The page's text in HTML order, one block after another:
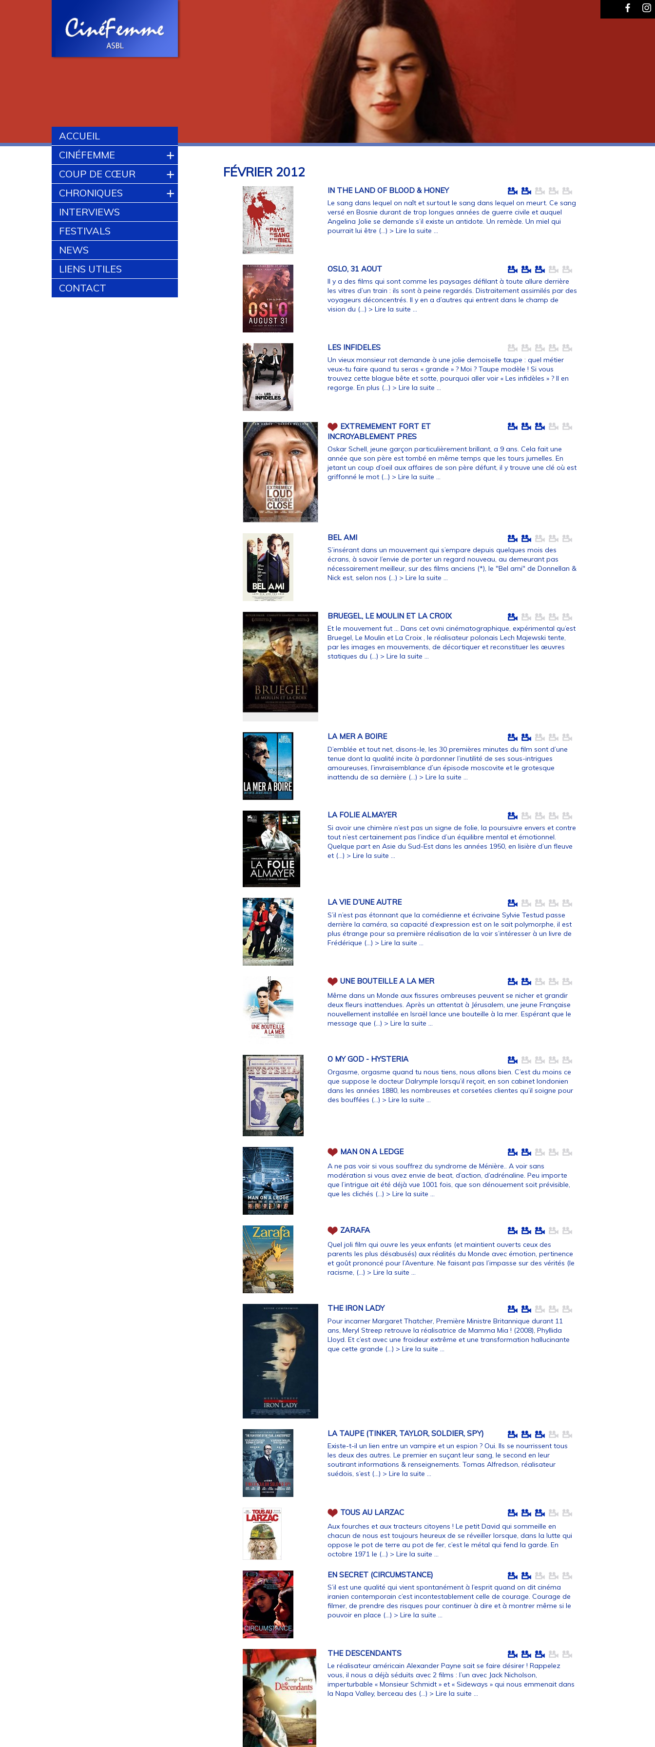
ACCUEIL
CINÉFEMME
+
COUP DE CŒUR +
CHRONIQUES +
INTERVIEWS
FESTIVALS
NEWS
LIENS UTILES
CONTACT
FÉVRIER2012
IN THE LAND OF BLOOD & HONEY
Le sang dans lequel on naît et surtout le sang dans lequel on meurt. Ce sang
versé en Bosnie durant de trop longues années de guerre civile et auquel
Angelina Jolie se demande s’il existe un antidote. Un remède. Un miel qui
pourrait lui être (…) > Lire la suite ...
OSLO, 31 AOUT
Il y a des films qui sont comme les paysages défilant à toute allure derrière
les vitres d’un train : ils sont à peine regardés. Distraitement assimilés par des
voyageurs déconcentrés. Il y en a d’autres qui entrent dans le champ de
vision du (…) > Lire la suite ...
LES INFIDELES
Un vieux monsieur rat demande à une jolie demoiselle taupe : quel métier
veux-tu faire quand tu seras « grande » ? Moi ? Taupe modèle ! Si vous
trouvez cette blague bête et sotte, pourquoi aller voir « Les infidèles » ? Il en
regorge. En plus (…) > Lire la suite ...
EXTREMEMENT FORT ET
INCROYABLEMENT PRES
Oskar Schell, jeune garçon particulièrement brillant, a 9 ans. Cela fait une
année que son père est tombé en même temps que les tours jumelles. En
jetant un coup d’oeil aux affaires de son père défunt, il y trouve une clé où est
griffonné le mot (…) > Lire la suite ...
BEL AMI
S’insérant dans un mouvement qui s’empare depuis quelques mois des
écrans, à savoir l’envie de porter un regard nouveau, au demeurant pas
nécessairement meilleur, sur des films anciens (*), le "Bel ami" de Donnellan &
Nick est, selon nos (…) > Lire la suite ...
BRUEGEL, LE MOULIN ET LA CROIX
Et le mouvement fut ... Dans cet ovni cinématographique, expérimental qu’est
Bruegel, Le Moulin et La Croix , le réalisateur polonais Lech Majewski tente,
par les images en mouvements, de décortiquer et reconstituer les œuvres
statiques du (…) > Lire la suite ...
LA MER A BOIRE
D’emblée et tout net, disons-le, les 30 premières minutes du film sont d’une
tenue dont la qualité incite à pardonner l’inutilité de ses sous-intrigues
amoureuses, l’invraisemblance d’un épisode moscovite et le grotesque
inattendu de sa dernière (…) > Lire la suite ...
LA FOLIE ALMAYER
Si avoir une chimère n’est pas un signe de folie, la poursuivre envers et contre
tout n’est certainement pas l’indice d’un équilibre mental et émotionnel.
Quelque part en Asie du Sud-Est dans les années 1950, en lisière d’un fleuve
et (…) > Lire la suite ...
LA VIE D’UNE AUTRE
S’il n’est pas étonnant que la comédienne et écrivaine Sylvie Testud passe
derrière la caméra, sa capacité d’expression est on le sait polymorphe, il est
plus étrange pour sa première réalisation de la voir s’intéresser à un livre de
Frédérique (…) > Lire la suite ...
UNE BOUTEILLE A LA MER
Même dans un Monde aux fissures ombreuses peuvent se nicher et grandir
deux fleurs inattendues. Après un attentat à Jérusalem, une jeune Française
nouvellement installée en Israël lance une bouteille à la mer. Espérant que le
message que (…) > Lire la suite ...
O MY GOD - HYSTERIA
Orgasme, orgasme quand tu nous tiens, nous allons bien. C’est du moins ce
que suppose le docteur Dalrymple lorsqu’il reçoit, en son cabinet londonien
dans les années 1880, les nombreuses et corsetées clientes qu’il soigne pour
des bouffées (…) > Lire la suite ...
MAN ON A LEDGE
A ne pas voir si vous souffrez du syndrome de Ménière.. A voir sans
modération si vous avez envie de beat, d’action, d’adrénaline. Peu importe
que l’intrigue ait été déjà vue 1001 fois, que son dénouement soit prévisible,
que les clichés (…) > Lire la suite ...
ZARAFA
Quel joli film qui ouvre les yeux enfants (et maintient ouverts ceux des
parents les plus désabusés) aux réalités du Monde avec émotion, pertinence
et goût prononcé pour l’Aventure. Ne faisant pas l’impasse sur des vérités (le
racisme, (…) > Lire la suite ...
THE IRON LADY
Pour incarner Margaret Thatcher, Première Ministre Britannique durant 11
ans, Meryl Streep retrouve la réalisatrice de Mamma Mia ! (2008), Phyllida
Lloyd. Et c’est avec une froideur extrême et une transformation hallucinante
que cette grande (…) > Lire la suite ...
LA TAUPE (TINKER, TAYLOR, SOLDIER, SPY)
Existe-t-il un lien entre un vampire et un espion ? Oui. Ils se nourrissent tous
les deux des autres. Le premier en suçant leur sang, le second en leur
soutirant informations & renseignements. Tomas Alfredson, réalisateur
suédois, s’est (…) > Lire la suite ...
TOUS AU LARZAC
Aux fourches et aux tracteurs citoyens ! Le petit David qui sommeille en
chacun de nous est toujours heureux de se réveiller lorsque, dans la lutte qui
oppose le pot de terre au pot de fer, c’est le métal qui fend la garde. En
octobre 1971 le (…) > Lire la suite ...
EN SECRET (CIRCUMSTANCE)
S’il est une qualité qui vient spontanément à l’esprit quand on dit cinéma
iranien contemporain c’est incontestablement celle de courage. Courage de
filmer, de prendre des risques pour continuer à dire et à montrer même si le
pouvoir en place (…) > Lire la suite ...
THE DESCENDANTS
Le réalisateur américain Alexander Payne sait se faire désirer ! Rappelez
vous, il nous a déjà séduits avec 2 films : l’un avec Jack Nicholson,
imperturbable « Monsieur Schmidt » et « Sideways » qui nous emmenait dans
la Napa Valley, berceau des (…) > Lire la suite ...